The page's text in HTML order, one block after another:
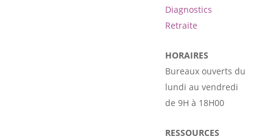
Diagnostics
Retraite
HORAIRES
Bureaux ouverts du
lundi au vendredi
de 9H à 18H00
RESSOURCES